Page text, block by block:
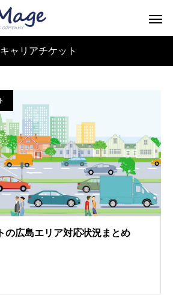
キャリアチケット
の広島エリア対応状況まとめ